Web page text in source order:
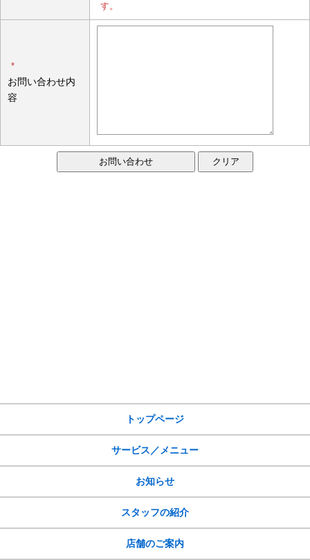
す。
*
お問い合わせ内
容
トップページ
サービス／メニュー
お知らせ
スタッフの紹介
店舗のご案内